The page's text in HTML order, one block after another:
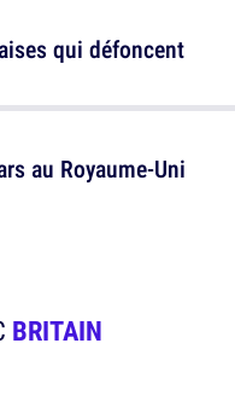
au Royaume-Uni
qui défoncent
BRITAIN